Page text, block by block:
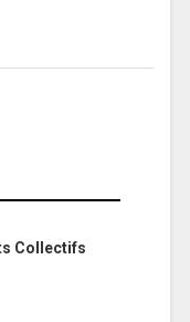
Collectifs